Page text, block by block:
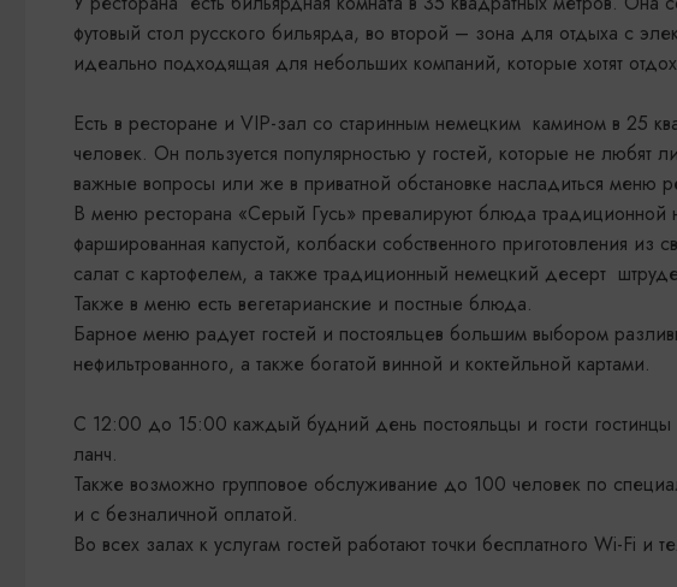
футовый стол русского бильярда, во второй – зона для отдыха с
идеально подходящая для небольших компаний, которые хотят
Есть в ресторане и VIP-зал со старинным немецким камином в 25
человек. Он пользуется популярностью у гостей, которые не любят
важные вопросы или же в приватной обстановке насладиться меню
В меню ресторана «Серый Гусь» превалируют блюда традиционной
фаршированная капустой, колбаски собственного приготовления
салат с картофелем, а также традиционный немецкий десерт
Также в меню есть вегетарианские и постные блюда.
Барное меню радует гостей и постояльцев большим выбором
нефильтрованного, а также богатой винной и коктейльной картами.
С 12:00 до 15:00 каждый будний день постояльцы и гости гостинцы
ланч.
Также возможно групповое обслуживание до 100 человек по
и с безналичной оплатой.
Во всех залах к услугам гостей работают точки бесплатного Wi-Fi и